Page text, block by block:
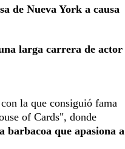
de Nueva York a causa
larga carrera de actor
la que consiguió fama
of Cards", donde
barbacoa que apasiona a